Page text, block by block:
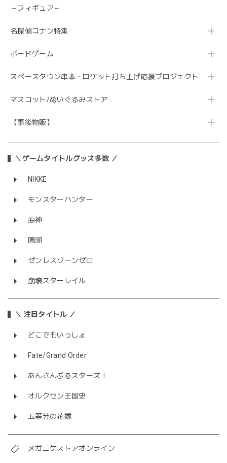
～フィギュア～
名探偵コナン特集
ボードゲーム
スペースタウン串本・ロケット打ち上げ応援プロジェクト
マスコット/ぬいぐるみストア
【事後物販】
＼ゲームタイトルグッズ多数 ／
NIKKE
モンスターハンター
原神
鳴潮
ゼンレスゾーンゼロ
崩壊スターレイル
＼ 注目タイトル ／
どこでもいっしょ
Fate/Grand Order
あんさんぶるスターズ！
オルクセン王国史
五等分の花嫁
メガニケストアオンライン